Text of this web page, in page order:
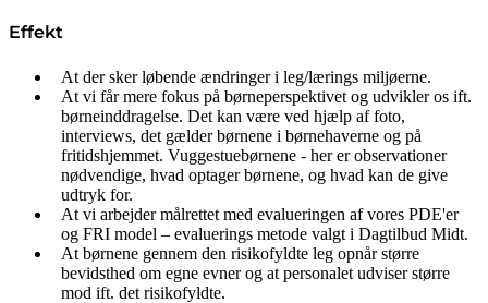
Effekt
At der sker løbende ændringer i leg/lærings miljøerne.
At vi får mere fokus på børneperspektivet og udvikler os ift.
børneinddragelse. Det kan være ved hjælp af foto,
interviews, det gælder børnene i børnehaverne og på
fritidshjemmet. Vuggestuebørnene - her er observationer
nødvendige, hvad optager børnene, og hvad kan de give
udtryk for.
At vi arbejder målrettet med evalueringen af vores PDE'er
og FRI model – evaluerings metode valgt i Dagtilbud Midt.
At børnene gennem den risikofyldte leg opnår større
bevidsthed om egne evner og at personalet udviser større
mod ift. det risikofyldte.